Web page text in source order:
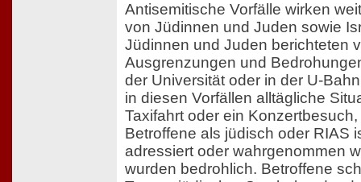
Antisemitische Vorfälle wirken
von Jüdinnen und Juden sowie
Jüdinnen und Juden berichteten
Ausgrenzungen und
der Universität oder in der U-
in diesen Vorfällen alltägliche
Taxifahrt oder ein
Betroffene als jüdisch oder RIAS
adressiert oder wahrgenommen
wurden bedrohlich. Betroffene